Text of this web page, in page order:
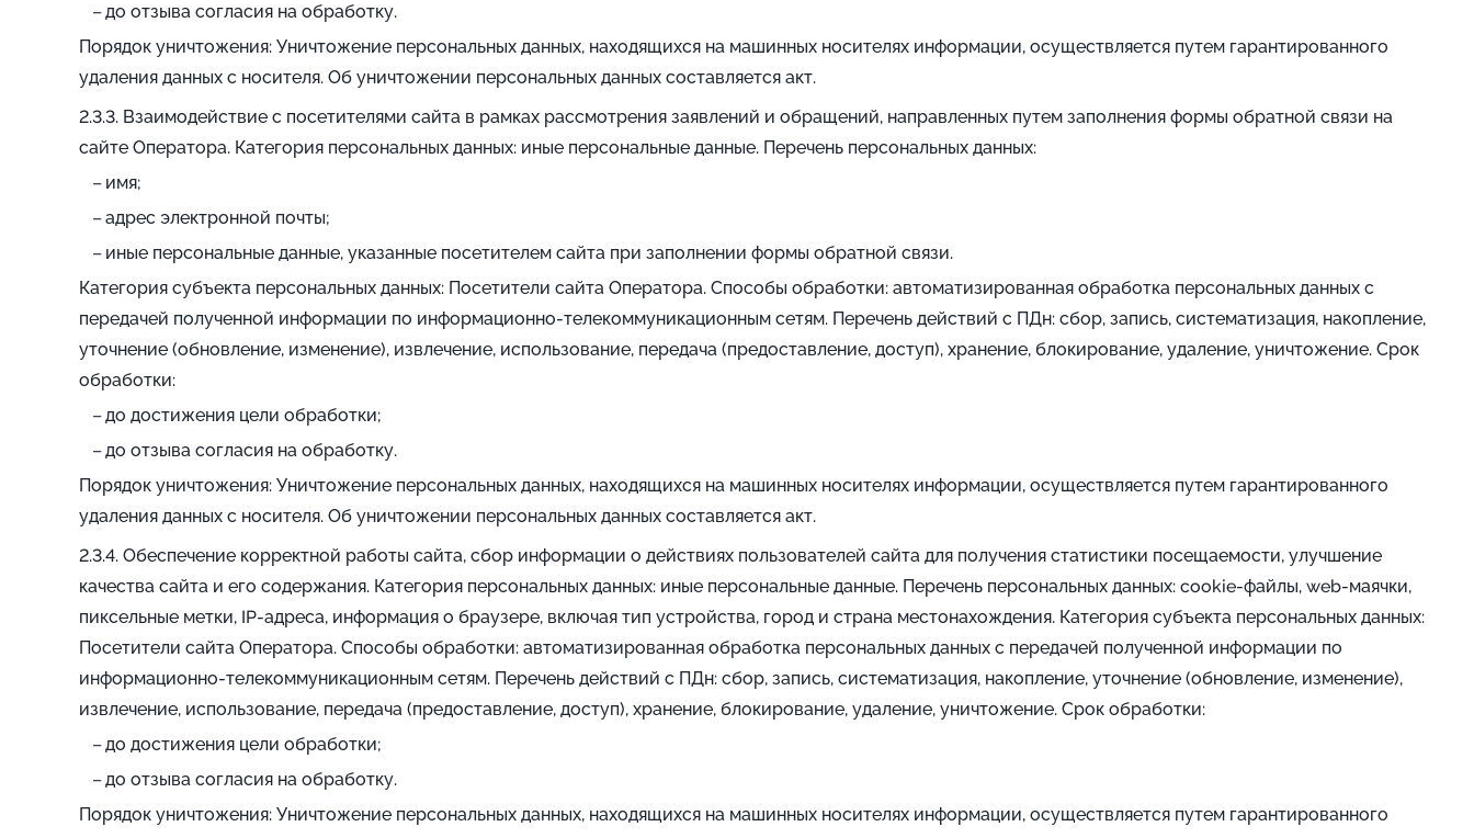
до отзыва согласия на обработку.
Порядок уничтожения: Уничтожение персональных данных, находящихся на машинных носителях информации, осуществляется путем гарантированного
удаления данных с носителя. Об уничтожении персональных данных составляется акт.
Взаимодействие с посетителями сайта в рамках рассмотрения заявлений и обращений, направленных путем заполнения формы обратной связи на
сайте Оператора. Категория персональных данных: иные персональные данные. Перечень персональных данных:
имя;
адрес электронной почты;
иные персональные данные, указанные посетителем сайта при заполнении формы обратной связи.
Категория субъекта персональных данных: Посетители сайта Оператора. Способы обработки: автоматизированная обработка персональных данных с
передачей полученной информации по информационно-телекоммуникационным сетям. Перечень действий с ПДн: сбор, запись, систематизация, накопление,
уточнение (обновление, изменение), извлечение, использование, передача (предоставление, доступ), хранение, блокирование, удаление, уничтожение. Срок
обработки:
до достижения цели обработки;
до отзыва согласия на обработку.
Порядок уничтожения: Уничтожение персональных данных, находящихся на машинных носителях информации, осуществляется путем гарантированного
удаления данных с носителя. Об уничтожении персональных данных составляется акт.
Обеспечение корректной работы сайта, сбор информации о действиях пользователей сайта для получения статистики посещаемости, улучшение
качества сайта и его содержания. Категория персональных данных: иные персональные данные. Перечень персональных данных: cookie-файлы, web-маячки,
пиксельные метки, IP-адреса, информация о браузере, включая тип устройства, город и страна местонахождения. Категория субъекта персональных данных:
Посетители сайта Оператора. Способы обработки: автоматизированная обработка персональных данных с передачей полученной информации по
информационно-телекоммуникационным сетям. Перечень действий с ПДн: сбор, запись, систематизация, накопление, уточнение (обновление, изменение),
извлечение, использование, передача (предоставление, доступ), хранение, блокирование, удаление, уничтожение. Срок обработки:
до достижения цели обработки;
до отзыва согласия на обработку.
Порядок уничтожения: Уничтожение персональных данных, находящихся на машинных носителях информации, осуществляется путем гарантированного